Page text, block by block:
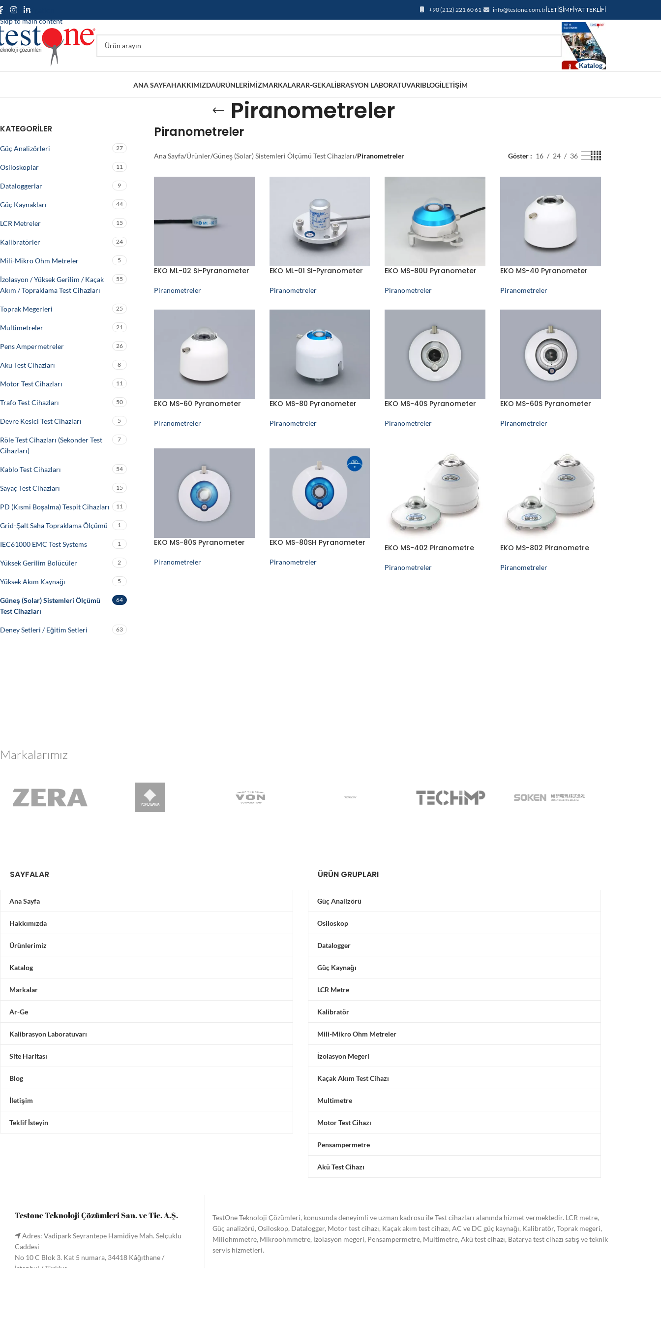
Skip to navigation
Skip to main content
+90 (212) 221 60 61 info@testone.com.trİLETIŞIMFIYAT TEKLIFI
ANA SAYFAHAKKIMIZDAÜRÜNLERIMIZMARKALARAR-GEKALIBRASYON LABORATUVARIBLOGİLETIŞIM
Piranometreler
KATEGORILER
Güç Analizörleri 27
Osiloskoplar 11
Dataloggerlar 9
Güç Kaynakları 44
LCR Metreler 15
Kalibratörler 24
Mili-Mikro Ohm Metreler 5
İzolasyon / Yüksek Gerilim / Kaçak
Akım / Topraklama Test Cihazları
55
Toprak Megerleri 25
Multimetreler 21
Pens Ampermetreler 26
Akü Test Cihazları 8
Motor Test Cihazları 11
Trafo Test Cihazları 50
Devre Kesici Test Cihazları 5
Röle Test Cihazları (Sekonder Test
Cihazları)
7
Kablo Test Cihazları 54
Sayaç Test Cihazları 15
PD (Kısmi Boşalma) Tespit Cihazları 11
Grid-Şalt Saha Topraklama Ölçümü 1
IEC61000 EMC Test Systems 1
Yüksek Gerilim Bolücüler 2
Yüksek Akım Kaynağı 5
Güneş (Solar) Sistemleri Ölçümü
Test Cihazları
64
Deney Setleri / Eğitim Setleri 63
Piranometreler
Ana Sayfa/Ürünler/Güneş (Solar) Sistemleri Ölçümü Test Cihazları/Piranometreler Göster 16 24 36
EKO ML-02 Si-Pyranometer
Piranometreler
EKO ML-01 Si-Pyranometer
Piranometreler
EKO MS-80U Pyranometer
Piranometreler
EKO MS-40 Pyranometer
Piranometreler
EKO MS-60 Pyranometer
Piranometreler
EKO MS-80 Pyranometer
Piranometreler
EKO MS-40S Pyranometer
Piranometreler
EKO MS-60S Pyranometer
Piranometreler
EKO MS-80S Pyranometer
Piranometreler
EKO MS-80SH Pyranometer
Piranometreler
EKO MS-402 Piranometre
Piranometreler
EKO MS-802 Piranometre
Piranometreler
Markalarımız
SAYFALAR
Ana Sayfa
Hakkımızda
Ürünlerimiz
Katalog
Markalar
Ar-Ge
Kalibrasyon Laboratuvarı
Site Haritası
Blog
İletişim
Teklif İsteyin
ÜRÜN GRUPLARI
Güç Analizörü
Osiloskop
Datalogger
Güç Kaynağı
LCR Metre
Kalibratör
Mili-Mikro Ohm Metreler
İzolasyon Megeri
Kaçak Akım Test Cihazı
Multimetre
Motor Test Cihazı
Pensampermetre
Akü Test Cihazı
Testone Teknoloji Çözümleri San. ve Tic. A.Ş.
Adres: Vadipark Seyrantepe Hamidiye Mah. Selçuklu
Caddesi
No 10 C Blok 3. Kat 5 numara, 34418 Kâğıthane /
İstanbul / Türkiye
TestOne Teknoloji Çözümleri, konusunda deneyimli ve uzman kadrosu ile Test cihazları alanında hizmet vermektedir. LCR metre,
Güç analizörü, Osiloskop, Datalogger, Motor test cihazı, Kaçak akım test cihazı, AC ve DC güç kaynağı, Kalibratör, Toprak megeri,
Miliohmmetre, Mikroohmmetre, İzolasyon megeri, Pensampermetre, Multimetre, Akü test cihazı, Batarya test cihazı satış ve teknik
servis hizmetleri.